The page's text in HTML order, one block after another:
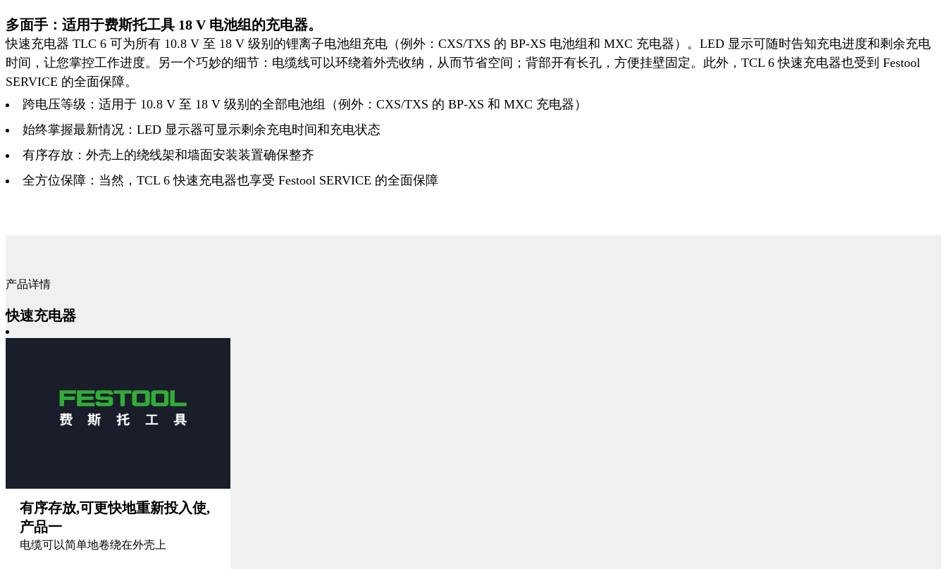
多面手：适用于费斯托工具 18 V 电池组的充电器。
快速充电器 TLC 6 可为所有 10.8 V 至 18 V 级别的锂离子电池组充电（例外：CXS/TXS 的 BP-XS 电池组和 MXC 充电器）。LED 显示可随时告知充电进度和剩余充电
时间，让您掌控工作进度。另一个巧妙的细节：电缆线可以环绕着外壳收纳，从而节省空间；背部开有长孔，方便挂壁固定。此外，TCL 6 快速充电器也受到 Festool
SERVICE 的全面保障。
跨电压等级：适用于 10.8 V 至 18 V 级别的全部电池组（例外：CXS/TXS 的 BP-XS 和 MXC 充电器）
始终掌握最新情况：LED 显示器可显示剩余充电时间和充电状态
有序存放：外壳上的绕线架和墙面安装装置确保整齐
全方位保障：当然，TCL 6 快速充电器也享受 Festool SERVICE 的全面保障
产品详情
快速充电器
有序存放,可更快地重新投入使,
产品一
电缆可以简单地卷绕在外壳上